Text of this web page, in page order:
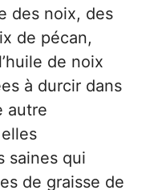
des noix, des
de pécan,
de noix
à durcir dans
autre
saines qui
de graisse de